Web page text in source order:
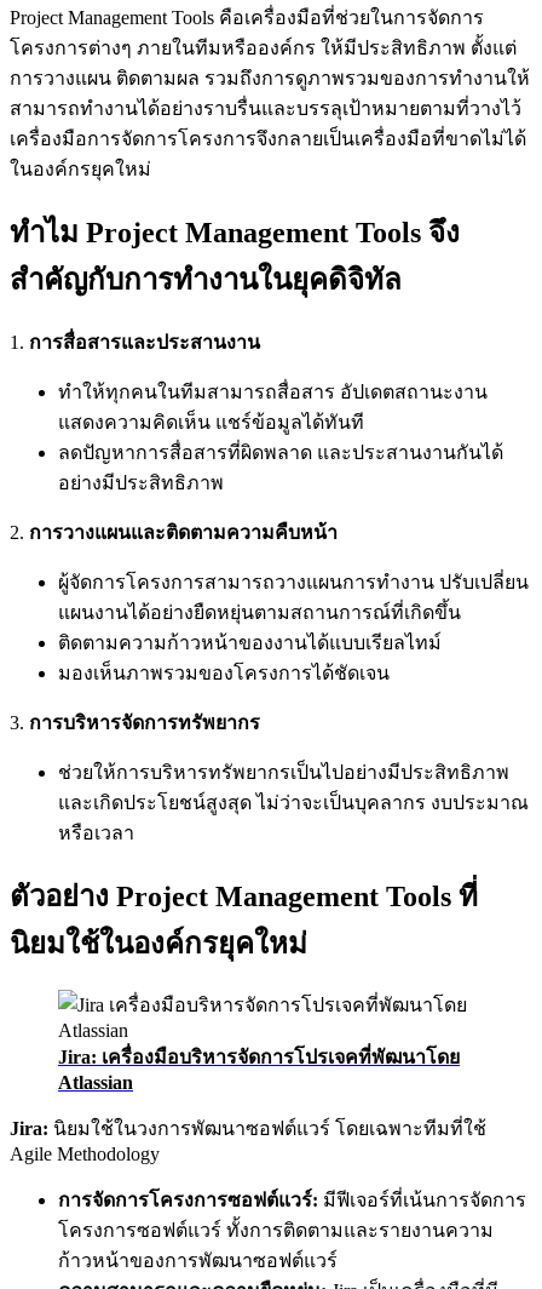
Project Management Tools คือเครื่องมือที่ช่วยในการจัดการ
โครงการต่างๆ ภายในทีมหรือองค์กร ให้มีประสิทธิภาพ ตั้งแต่
การวางแผน ติดตามผล รวมถึงการดูภาพรวมของการทำงานให้
สามารถทำงานได้อย่างราบรื่นและบรรลุเป้าหมายตามที่วางไว้
เครื่องมือการจัดการโครงการจึงกลายเป็นเครื่องมือที่ขาดไม่ได้
ในองค์กรยุคใหม่
ทำไม Project Management Tools จึง
สำคัญกับการทำงานในยุคดิจิทัล
1. การสื่อสารและประสานงาน
ทำให้ทุกคนในทีมสามารถสื่อสาร อัปเดตสถานะงาน
แสดงความคิดเห็น แชร์ข้อมูลได้ทันที
ลดปัญหาการสื่อสารที่ผิดพลาด และประสานงานกันได้
อย่างมีประสิทธิภาพ
2. การวางแผนและติดตามความคืบหน้า
ผู้จัดการโครงการสามารถวางแผนการทำงาน ปรับเปลี่ยน
แผนงานได้อย่างยืดหยุ่นตามสถานการณ์ที่เกิดขึ้น
ติดตามความก้าวหน้าของงานได้แบบเรียลไทม์
มองเห็นภาพรวมของโครงการได้ชัดเจน
3. การบริหารจัดการทรัพยากร
ช่วยให้การบริหารทรัพยากรเป็นไปอย่างมีประสิทธิภาพ
และเกิดประโยชน์สูงสุด ไม่ว่าจะเป็นบุคลากร งบประมาณ
หรือเวลา
ตัวอย่าง Project Management Tools ที่
นิยมใช้ในองค์กรยุคใหม่
Jira: เครื่องมือบริหารจัดการโปรเจคที่พัฒนาโดย
Atlassian
Jira: นิยมใช้ในวงการพัฒนาซอฟต์แวร์ โดยเฉพาะทีมที่ใช้
Agile Methodology
การจัดการโครงการซอฟต์แวร์: มีฟีเจอร์ที่เน้นการจัดการ
โครงการซอฟต์แวร์ ทั้งการติดตามและรายงานความ
ก้าวหน้าของการพัฒนาซอฟต์แวร์